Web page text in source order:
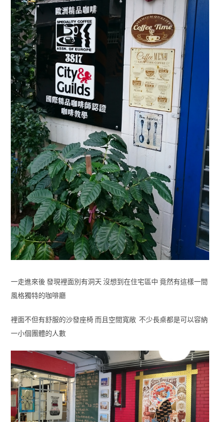
一走進來後 發現裡面別有洞天 沒想到在住宅區中 竟然有這樣一間
風格獨特的咖啡廳
裡面不但有舒服的沙發座椅 而且空間寬敞 不少長桌都是可以容納
一小個團體的人數